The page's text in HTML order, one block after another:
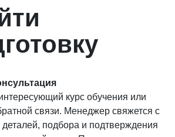
курс обучения или
связи. Менеджер свяжется с
подбора и подтверждения